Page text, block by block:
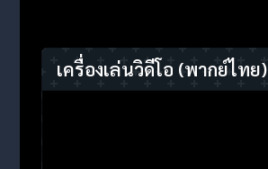
เครื่องเล่นวิดีโอ (พากย์ไทย)